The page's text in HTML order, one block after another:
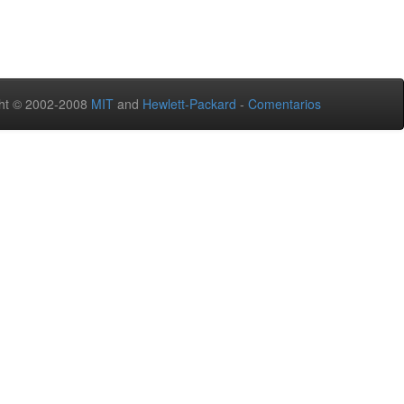
© 2002-2008 MIT and Hewlett-Packard - Comentarios